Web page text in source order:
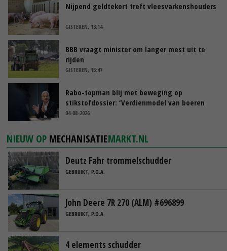
Nijpend geldtekort treft vleesvarkenshouders
GISTEREN, 13:14
BBB vraagt minister om langer mest uit te
rijden
GISTEREN, 15:47
Rabo-topman blij met beweging op
stikstofdossier: ‘Verdienmodel van boeren
blijft cruciaal’
04-08-2026
NIEUW OP MECHANISATIEMARKT.NL
Deutz Fahr trommelschudder
GEBRUIKT, P.O.A.
John Deere 7R 270 (ALM) #696899
GEBRUIKT, P.O.A.
4 elements schudder